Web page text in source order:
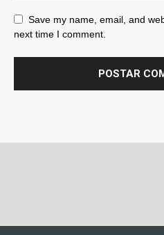
Save my name, email, and
next time I comment.